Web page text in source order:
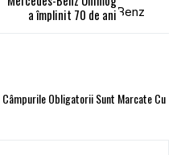
a împlinit 70 de ani
Câmpurile Obligatorii Sunt Marcate Cu